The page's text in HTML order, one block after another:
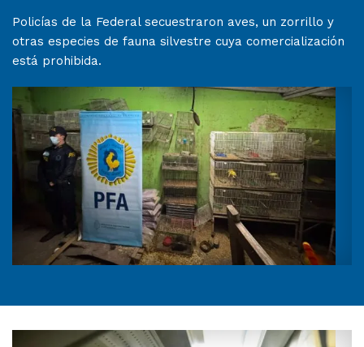
Policías de la Federal secuestraron aves, un zorrillo y
otras especies de fauna silvestre cuya comercialización
está prohibida.